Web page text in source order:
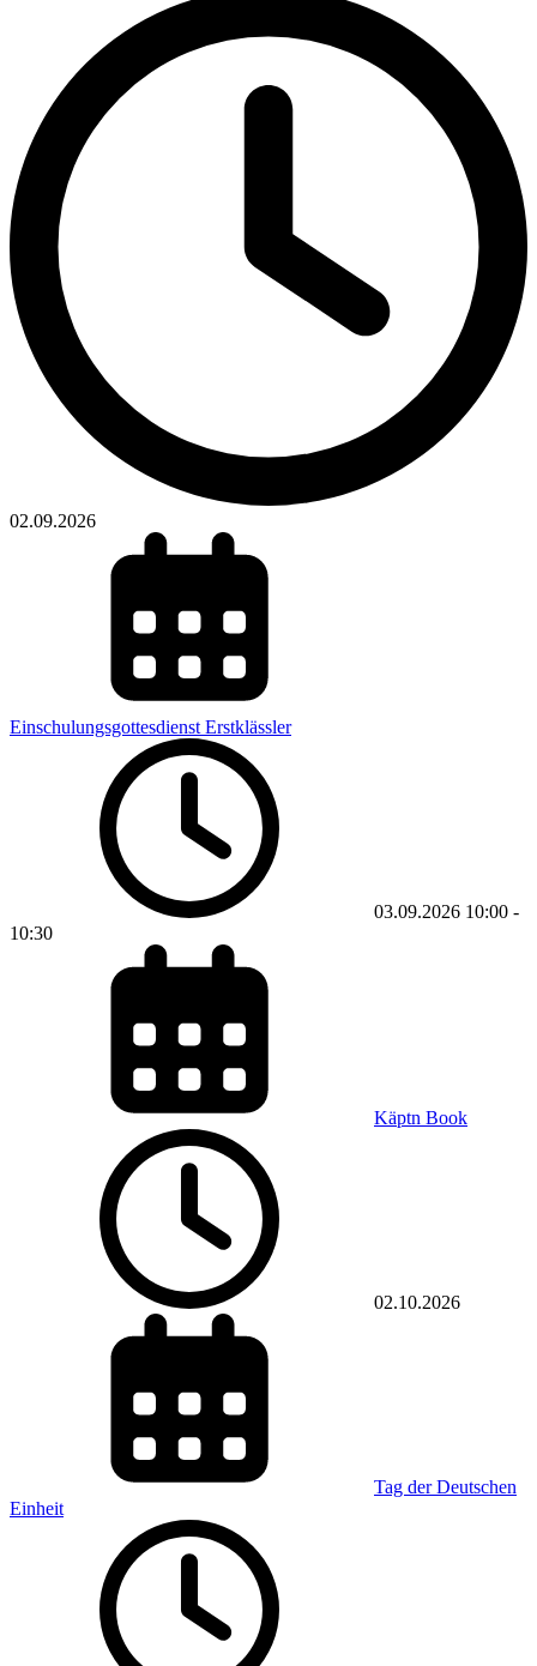
02.09.2026
Einschulungsgottesdienst Erstklässler
03.09.2026 10:00 -
10:30
Käptn Book
02.10.2026
Tag der Deutschen
Einheit